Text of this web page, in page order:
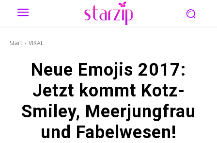
Start VIRAL
Neue Emojis 2017:
Jetzt kommt Kotz-
Smiley, Meerjungfrau
und Fabelwesen!